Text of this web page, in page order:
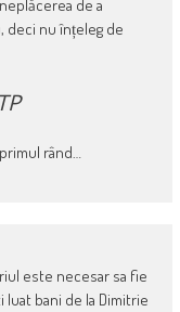
de a
deci nu înțeleg de
rând…
este necesar sa fie
bani de la Dimitrie